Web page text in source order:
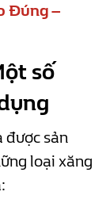
Đúng –
số
được sản
loại xăng